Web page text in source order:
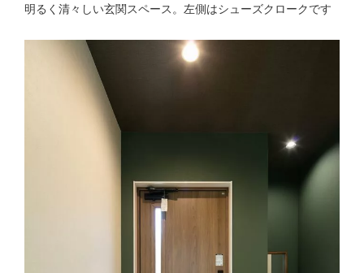
明るく清々しい玄関スペース。左側はシューズクロークです